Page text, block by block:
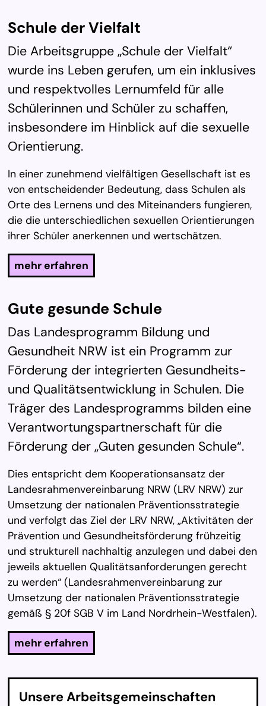
Schu­le der Viel­falt
Die Arbeitsgruppe „Schule der Vielfalt“
wurde ins Leben gerufen, um ein inklusives
und respektvolles Lernumfeld für alle
Schülerinnen und Schüler zu schaffen,
insbesondere im Hinblick auf die sexuelle
Orientierung.
In einer zunehmend vielfältigen Gesellschaft ist es
von entscheidender Bedeutung, dass Schulen als
Orte des Lernens und des Miteinanders fungieren,
die die unterschiedlichen sexuellen Orientierungen
ihrer Schüler anerkennen und wertschätzen.
mehr erfahren
Gu­te ge­sun­de Schu­le
Das Landesprogramm Bildung und
Gesundheit NRW ist ein Programm zur
Förderung der integrierten Gesundheits-
und Qualitätsentwicklung in Schulen. Die
Träger des Landesprogramms bilden eine
Verantwortungspartnerschaft für die
Förderung der „Guten gesunden Schule“.
Dies entspricht dem Kooperationsansatz der
Landesrahmenvereinbarung NRW (LRV NRW) zur
Umsetzung der nationalen Präventionsstrategie
und verfolgt das Ziel der LRV NRW, „Aktivitäten der
Prävention und Gesundheitsförderung frühzeitig
und strukturell nachhaltig anzulegen und dabei den
jeweils aktuellen Qualitätsanforderungen gerecht
zu werden“ (Landesrahmenvereinbarung zur
Umsetzung der nationalen Präventionsstrategie
gemäß § 20f SGB V im Land Nordrhein-Westfalen).
mehr erfahren
Un­se­re Ar­beits­ge­mein­schaf­ten